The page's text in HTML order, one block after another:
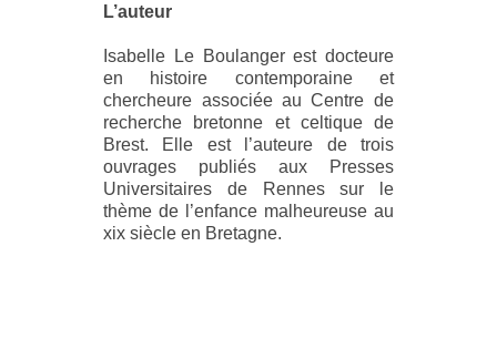
L’auteur
Isabelle Le Boulanger est docteure
en histoire contemporaine et
chercheure associée au Centre de
recherche bretonne et celtique de
Brest. Elle est l’auteure de trois
ouvrages publiés aux
Presses
Universitaires de Rennes sur le
thème de l’enfance malheureuse au
xix siècle en Bretagne.